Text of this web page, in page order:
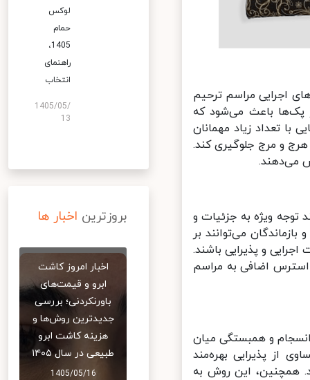
اجرایی مراسم ترحیم
پک‌ها باعث می‌شود که
تعداد زیاد مهمانان
و مرج جلوگیری کند.
می‌دهند.
ویژه به جزئیات و
می‌توانند بر
و پذیرایی باشند.
اضافی به مراسم
و همبستگی میان
از پذیرایی بهره‌مند
همچنین، این روش به
لوکس
حمام
1405،
راهنمای
انتخاب
1405/05/
13
بروزترین اخبار ها
اخبار امروز کاشت
ابرو و قیمت‌های
باورنکردنی؛ بررسی
جدیدترین روش‌ها و
هزینه کاشت ابرو
طبیعی در سال ۱۴۰۵
1405/05/16